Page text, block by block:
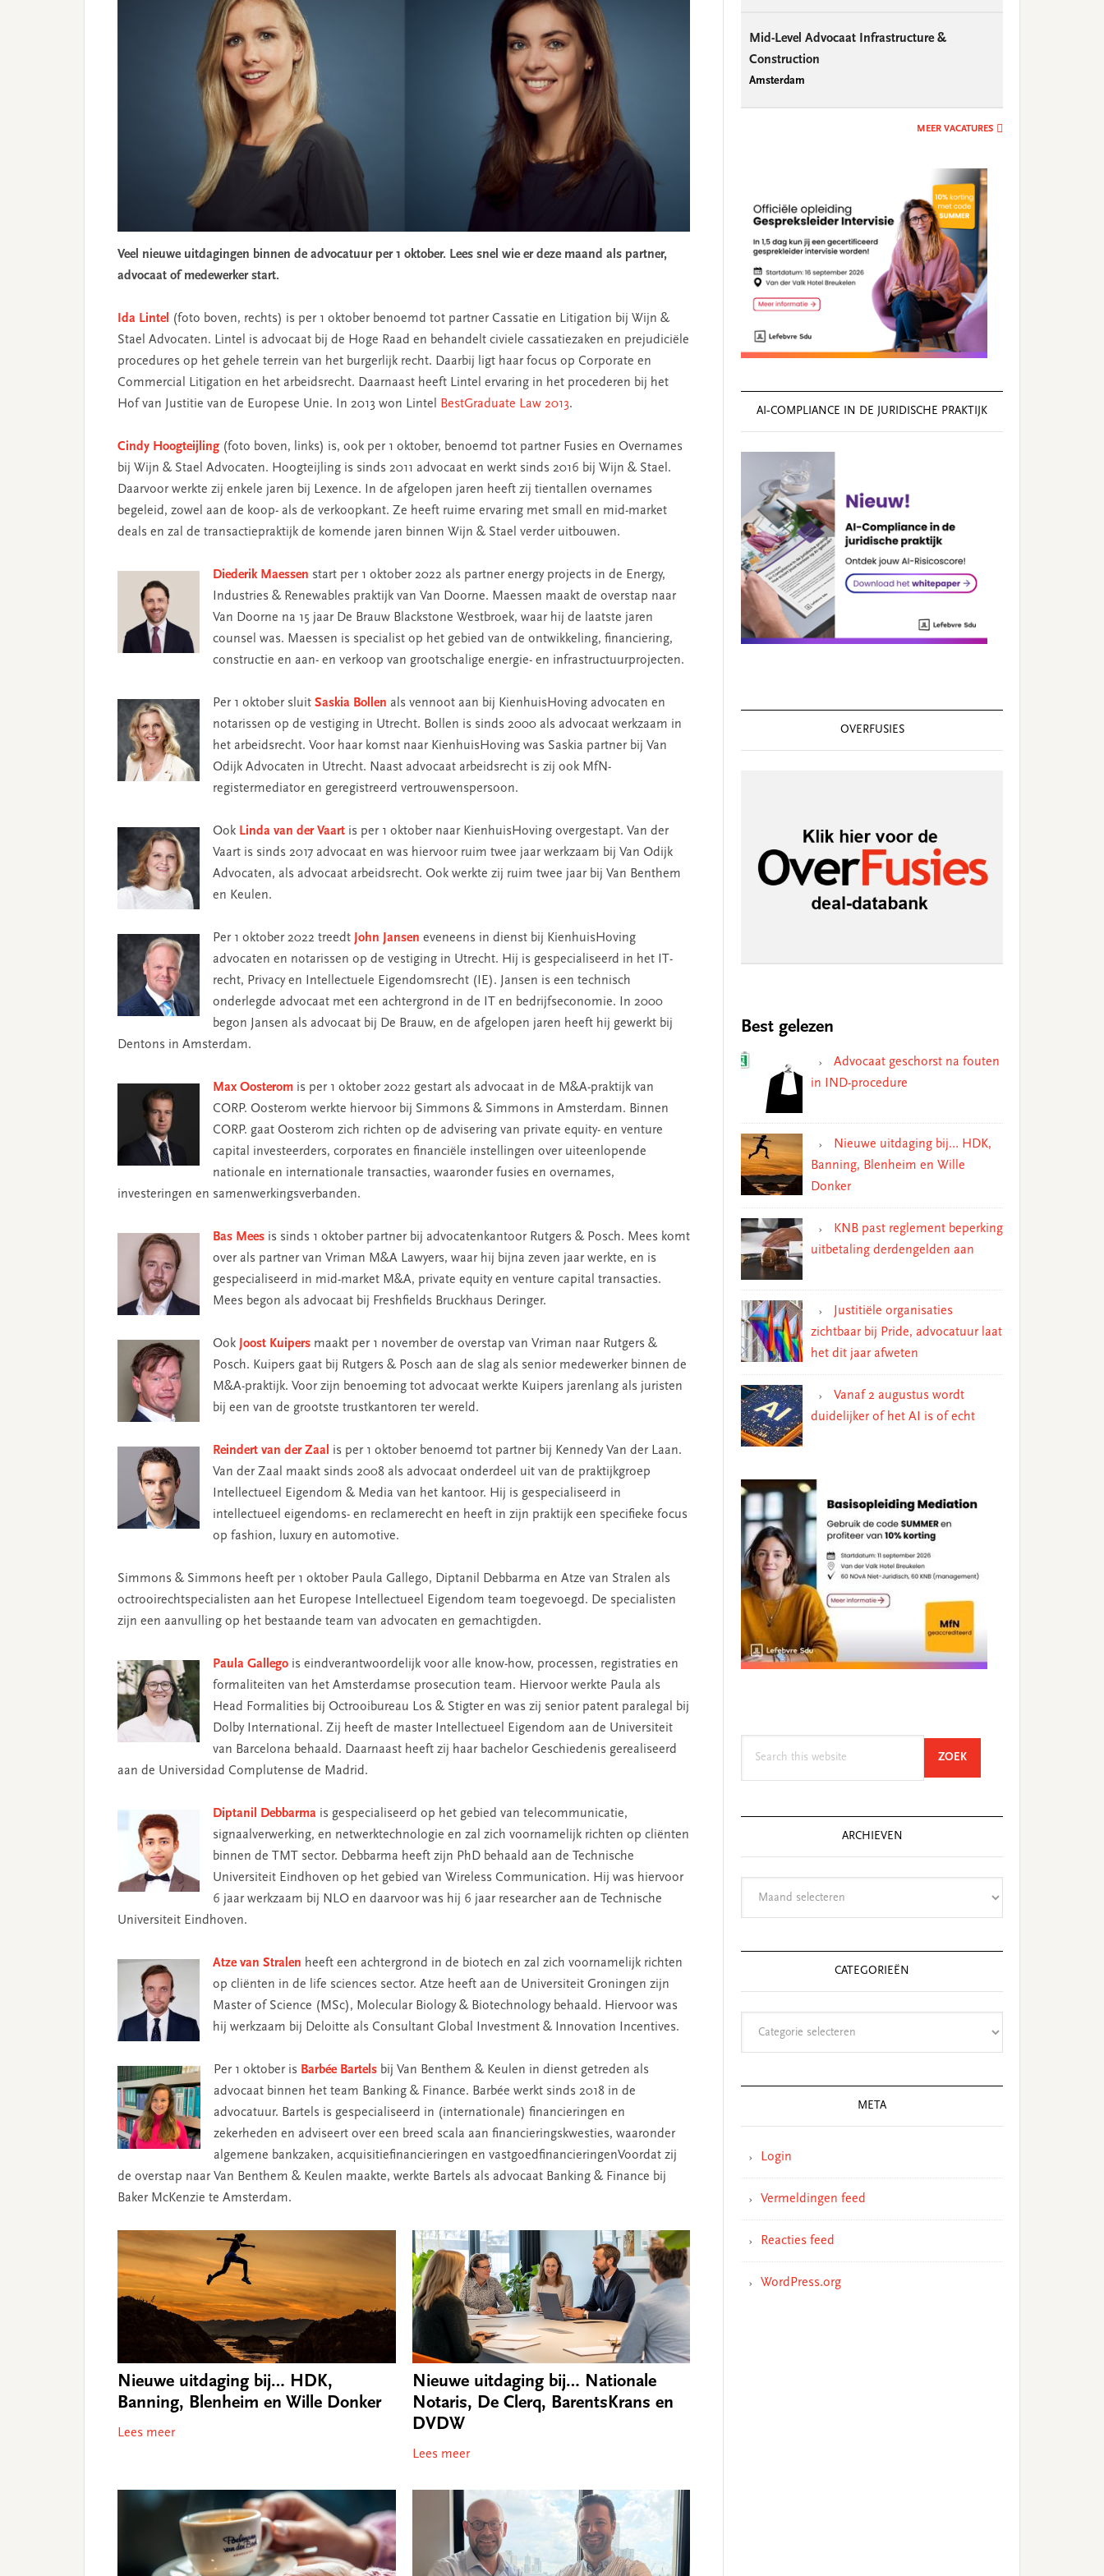
Veel nieuwe uitdagingen binnen de advocatuur per 1 oktober. Lees snel wie er deze maand als partner,
advocaat of medewerker start.
Ida Lintel (foto boven, rechts) is per 1 oktober benoemd tot partner Cassatie en Litigation bij Wijn &
Stael Advocaten. Lintel is advocaat bij de Hoge Raad en behandelt civiele cassatiezaken en prejudiciële
procedures op het gehele terrein van het burgerlijk recht. Daarbij ligt haar focus op Corporate en
Commercial Litigation en het arbeidsrecht. Daarnaast heeft Lintel ervaring in het procederen bij het
Hof van Justitie van de Europese Unie. In 2013 won Lintel BestGraduate Law 2013.
Cindy Hoogteijling (foto boven, links) is, ook per 1 oktober, benoemd tot partner Fusies en Overnames
bij Wijn & Stael Advocaten. Hoogteijling is sinds 2011 advocaat en werkt sinds 2016 bij Wijn & Stael.
Daarvoor werkte zij enkele jaren bij Lexence. In de afgelopen jaren heeft zij tientallen overnames
begeleid, zowel aan de koop- als de verkoopkant. Ze heeft ruime ervaring met small en mid-market
deals en zal de transactiepraktijk de komende jaren binnen Wijn & Stael verder uitbouwen.
Diederik Maessen start per 1 oktober 2022 als partner energy projects in de Energy,
Industries & Renewables praktijk van Van Doorne. Maessen maakt de overstap naar
Van Doorne na 15 jaar De Brauw Blackstone Westbroek, waar hij de laatste jaren
counsel was. Maessen is specialist op het gebied van de ontwikkeling, financiering,
constructie en aan- en verkoop van grootschalige energie- en infrastructuurprojecten.
Per 1 oktober sluit Saskia Bollen als vennoot aan bij KienhuisHoving advocaten en
notarissen op de vestiging in Utrecht. Bollen is sinds 2000 als advocaat werkzaam in
het arbeidsrecht. Voor haar komst naar KienhuisHoving was Saskia partner bij Van
Odijk Advocaten in Utrecht. Naast advocaat arbeidsrecht is zij ook MfN-
registermediator en geregistreerd vertrouwenspersoon.
Ook Linda van der Vaart is per 1 oktober naar KienhuisHoving overgestapt. Van der
Vaart is sinds 2017 advocaat en was hiervoor ruim twee jaar werkzaam bij Van Odijk
Advocaten, als advocaat arbeidsrecht. Ook werkte zij ruim twee jaar bij Van Benthem
en Keulen.
Per 1 oktober 2022 treedt John Jansen eveneens in dienst bij KienhuisHoving
advocaten en notarissen op de vestiging in Utrecht. Hij is gespecialiseerd in het IT-
recht, Privacy en Intellectuele Eigendomsrecht (IE). Jansen is een technisch
onderlegde advocaat met een achtergrond in de IT en bedrijfseconomie. In 2000
begon Jansen als advocaat bij De Brauw, en de afgelopen jaren heeft hij gewerkt bij
Dentons in Amsterdam.
Max Oosterom is per 1 oktober 2022 gestart als advocaat in de M&A-praktijk van
CORP. Oosterom werkte hiervoor bij Simmons & Simmons in Amsterdam. Binnen
CORP. gaat Oosterom zich richten op de advisering van private equity- en venture
capital investeerders, corporates en financiële instellingen over uiteenlopende
nationale en internationale transacties, waaronder fusies en overnames,
investeringen en samenwerkingsverbanden.
Bas Mees is sinds 1 oktober partner bij advocatenkantoor Rutgers & Posch. Mees komt
over als partner van Vriman M&A Lawyers, waar hij bijna zeven jaar werkte, en is
gespecialiseerd in mid-market M&A, private equity en venture capital transacties.
Mees begon als advocaat bij Freshfields Bruckhaus Deringer.
Ook Joost Kuipers maakt per 1 november de overstap van Vriman naar Rutgers &
Posch. Kuipers gaat bij Rutgers & Posch aan de slag als senior medewerker binnen de
M&A-praktijk. Voor zijn benoeming tot advocaat werkte Kuipers jarenlang als juristen
bij een van de grootste trustkantoren ter wereld.
Reindert van der Zaal is per 1 oktober benoemd tot partner bij Kennedy Van der Laan.
Van der Zaal maakt sinds 2008 als advocaat onderdeel uit van de praktijkgroep
Intellectueel Eigendom & Media van het kantoor. Hij is gespecialiseerd in
intellectueel eigendoms- en reclamerecht en heeft in zijn praktijk een specifieke focus
op fashion, luxury en automotive.
Simmons & Simmons heeft per 1 oktober Paula Gallego, Diptanil Debbarma en Atze van Stralen als
octrooirechtspecialisten aan het Europese Intellectueel Eigendom team toegevoegd. De specialisten
zijn een aanvulling op het bestaande team van advocaten en gemachtigden.
Paula Gallego is eindverantwoordelijk voor alle know-how, processen, registraties en
formaliteiten van het Amsterdamse prosecution team. Hiervoor werkte Paula als
Head Formalities bij Octrooibureau Los & Stigter en was zij senior patent paralegal bij
Dolby International. Zij heeft de master Intellectueel Eigendom aan de Universiteit
van Barcelona behaald. Daarnaast heeft zij haar bachelor Geschiedenis gerealiseerd
aan de Universidad Complutense de Madrid.
Diptanil Debbarma is gespecialiseerd op het gebied van telecommunicatie,
signaalverwerking, en netwerktechnologie en zal zich voornamelijk richten op cliënten
binnen de TMT sector. Debbarma heeft zijn PhD behaald aan de Technische
Universiteit Eindhoven op het gebied van Wireless Communication. Hij was hiervoor
6 jaar werkzaam bij NLO en daarvoor was hij 6 jaar researcher aan de Technische
Universiteit Eindhoven.
Atze van Stralen heeft een achtergrond in de biotech en zal zich voornamelijk richten
op cliënten in de life sciences sector. Atze heeft aan de Universiteit Groningen zijn
Master of Science (MSc), Molecular Biology & Biotechnology behaald. Hiervoor was
hij werkzaam bij Deloitte als Consultant Global Investment & Innovation Incentives.
Per 1 oktober is Barbée Bartels bij Van Benthem & Keulen in dienst getreden als
advocaat binnen het team Banking & Finance. Barbée werkt sinds 2018 in de
advocatuur. Bartels is gespecialiseerd in (internationale) financieringen en
zekerheden en adviseert over een breed scala aan financieringskwesties, waaronder
algemene bankzaken, acquisitiefinancieringen en vastgoedfinancieringenVoordat zij
de overstap naar Van Benthem & Keulen maakte, werkte Bartels als advocaat Banking & Finance bij
Baker McKenzie te Amsterdam.
Nieuwe uitdaging bij… HDK,
Banning, Blenheim en Wille Donker
Lees meer
Nieuwe uitdaging bij… Nationale
Notaris, De Clerq, BarentsKrans en
DVDW
Lees meer
Mid-Level Advocaat Infrastructure &
Construction
Amsterdam
MEER VACATURES
AI‑COMPLIANCE IN DE JURIDISCHE PRAKTIJK
OVERFUSIES
Best gelezen
Advocaat geschorst na fouten
in IND-procedure
Nieuwe uitdaging bij… HDK,
Banning, Blenheim en Wille
Donker
KNB past reglement beperking
uitbetaling derdengelden aan
Justitiële organisaties
zichtbaar bij Pride, advocatuur laat
het dit jaar afweten
Vanaf 2 augustus wordt
duidelijker of het AI is of echt
ZOEKSEARCH
ARCHIEVEN
CATEGORIEËN
META
Login
Vermeldingen feed
Reacties feed
WordPress.org